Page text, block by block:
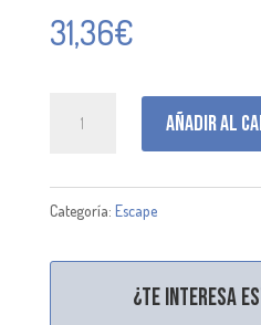
31,36€
Añadir al
Categoría: Escape
¿Te interesa